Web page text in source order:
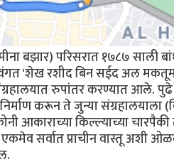
बझार) परिसरात १७८७ साली
'शेख रशीद बिन सईद अल
रुपांतर करण्यात
करून ते जुन्या संग्रहालयाला
आकाराच्या किल्ल्याच्या
सर्वात प्राचीन वास्तू अशी